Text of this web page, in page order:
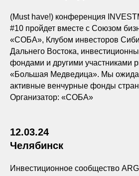
(Must have!) конференция
#10 пройдет вместе с Союзом
«СОБА», Клубом инвесторов
Дальнего Востока,
фондами и другими участниками
«Большая Медведица». Мы
активные венчурные фонды
Организатор: «СОБА»
12.03.24
Челябинск
Инвестиционное сообщество